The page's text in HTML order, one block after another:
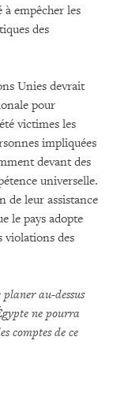
empêcher les
des
Unies devrait
pour
victimes les
impliquées
devant des
universelle.
de leur assistance
le pays adopte
violations des
au-dessus
ne pourra
comptes de ce